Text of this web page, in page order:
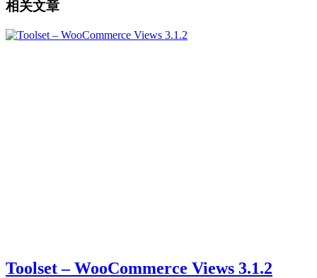
相关文章
Toolset – WooCommerce Views 3.1.2